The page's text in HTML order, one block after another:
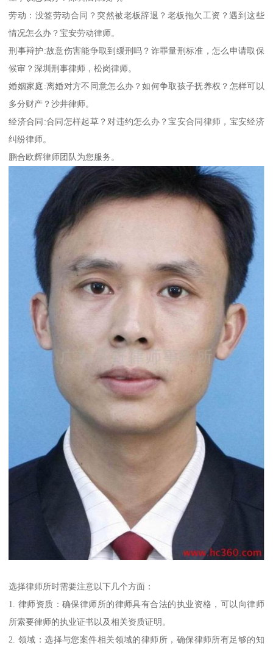
劳动：没签劳动合同？突然被老板辞退？老板拖欠工资？遇到这些
情况怎么办？宝安劳动律师。
刑事辩护:故意伤害能争取到缓刑吗？诈罪量刑标准，怎么申请取保
候审？深圳刑事律师，松岗律师。
婚姻家庭:离婚对方不同意怎么办？如何争取孩子抚养权？怎样可以
多分财产？沙井律师。
经济合同:合同怎样起草？对违约怎么办？宝安合同律师，宝安经济
纠纷律师。
鹏合欧辉律师团队为您服务。
选择律师所时需要注意以下几个方面：
1. 律师资质：确保律师所的律师具有合法的执业资格，可以向律师
所索要律师的执业证书以及相关资质证明。
2. 领域：选择与您案件相关领域的律师所，确保律师所有足够的知